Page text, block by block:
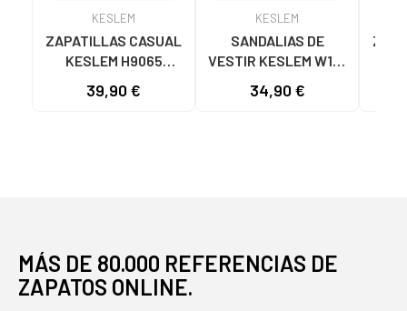
KESLEM
ZAPATILLAS CASUAL
KESLEM H9065
NEGRO
39,90 €
KESLEM
SANDALIAS DE
VESTIR KESLEM W18-
34,90 €
MÁS DE 80.000 REFERENCIAS DE
ZAPATOS ONLINE.